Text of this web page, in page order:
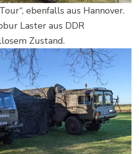
ebenfalls aus Hannover.
Laster aus DDR
Zustand.